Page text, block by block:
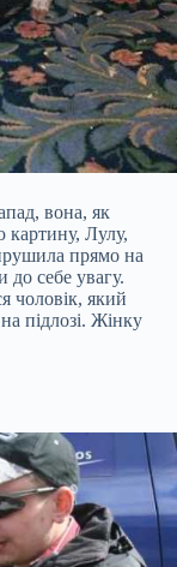
вона, як
картину, Лулу,
прямо на
себе увагу.
чоловік, який
підлозі. Жінку